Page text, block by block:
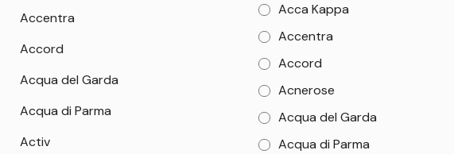
Accentra
Accord
Acqua del Garda
Acqua di Parma
Activ
Acca Kappa
Accentra
Accord
Acnerose
Acqua del Garda
Acqua di Parma